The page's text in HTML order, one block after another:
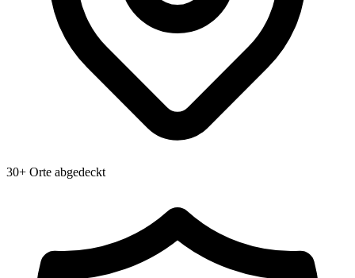
30+ Orte abgedeckt